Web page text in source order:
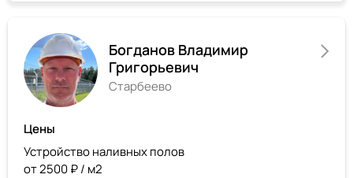
Богданов Владимир
Григорьевич
Старбеево
Цены
Устройство наливных полов
от 2500 ₽ / м2